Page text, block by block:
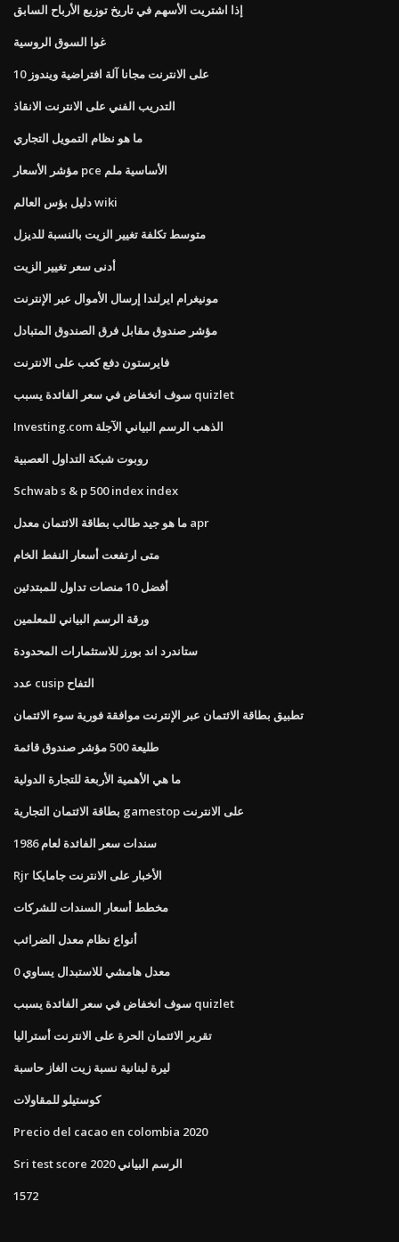
إذا اشتريت الأسهم في تاريخ توزيع الأرباح السابق
غوا السوق الروسية
على الانترنت مجانا آلة افتراضية ويندوز 10
التدريب الفني على الانترنت الانقاذ
ما هو نظام التمويل التجاري
مؤشر الأسعار pce الأساسية ملم
دليل بؤس العالم wiki
متوسط ​​تكلفة تغيير الزيت بالنسبة للديزل
أدنى سعر تغيير الزيت
مونيغرام ايرلندا إرسال الأموال عبر الإنترنت
مؤشر صندوق مقابل فرق الصندوق المتبادل
فايرستون دفع كعب على الانترنت
سوف انخفاض في سعر الفائدة يسبب quizlet
Investing.com الذهب الرسم البياني الآجلة
روبوت شبكة التداول العصبية
Schwab s & p 500 index index
ما هو جيد طالب بطاقة الائتمان معدل apr
متى ارتفعت أسعار النفط الخام
أفضل 10 منصات تداول للمبتدئين
ورقة الرسم البياني للمعلمين
ستاندرد اند بورز للاستثمارات المحدودة
عدد cusip التفاح
تطبيق بطاقة الائتمان عبر الإنترنت موافقة فورية سوء الائتمان
طليعة 500 مؤشر صندوق قائمة
ما هي الأهمية الأربعة للتجارة الدولية
بطاقة الائتمان التجارية gamestop على الانترنت
سندات سعر الفائدة لعام 1986
Rjr الأخبار على الانترنت جامايكا
مخطط أسعار السندات للشركات
أنواع نظام معدل الضرائب
معدل هامشي للاستبدال يساوي 0
سوف انخفاض في سعر الفائدة يسبب quizlet
تقرير الائتمان الحرة على الانترنت أستراليا
ليرة لبنانية نسبة زيت الغاز حاسبة
كوستيلو للمقاولات
Precio del cacao en colombia 2020
Sri test score الرسم البياني 2020
1572